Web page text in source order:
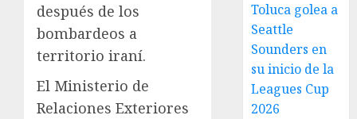
después de los
bombardeos a
territorio iraní.
El Ministerio de
Relaciones Exteriores
Toluca golea a
Seattle
Sounders en
su inicio de la
Leagues Cup
2026